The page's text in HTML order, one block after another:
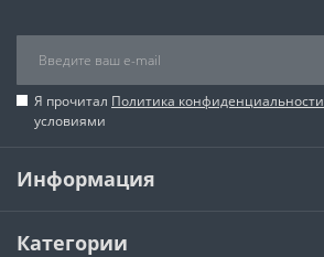
Я прочитал Политика конфиденциальности
условиями
Информация
Категории